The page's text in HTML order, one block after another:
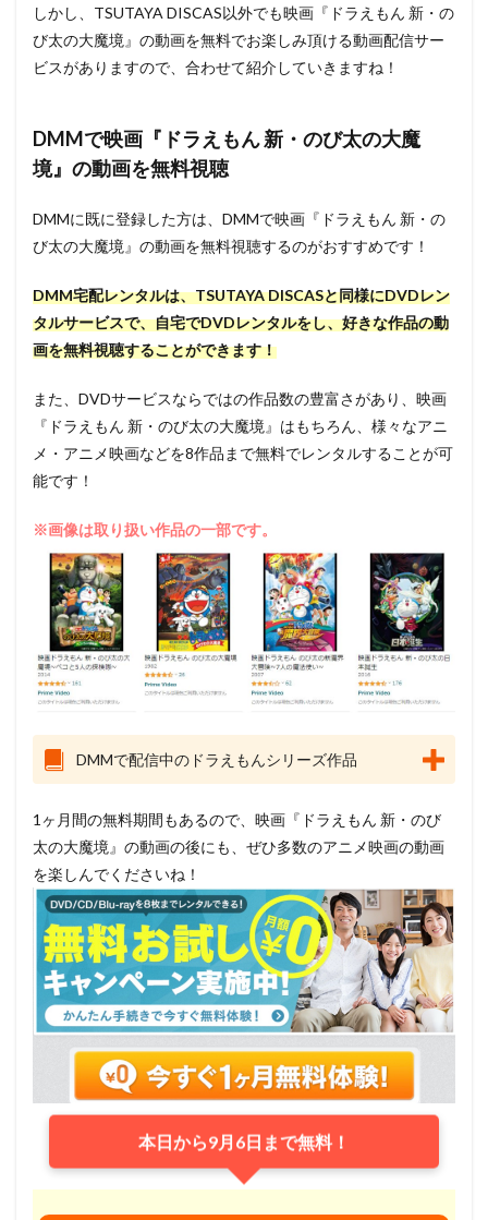
しかし、TSUTAYA DISCAS以外でも映画『ドラえもん 新・の
び太の大魔境』の動画を無料でお楽しみ頂ける動画配信サー
ビスがありますので、合わせて紹介していきますね！
DMMで映画『ドラえもん 新・のび太の大魔
境』の動画を無料視聴
DMMに既に登録した方は、DMMで映画『ドラえもん 新・の
び太の大魔境』の動画を無料視聴するのがおすすめです！
DMM宅配レンタルは、TSUTAYA DISCASと同様にDVDレン
タルサービスで、自宅でDVDレンタルをし、好きな作品の動
画を無料視聴することができます！
また、DVDサービスならではの作品数の豊富さがあり、映画
『ドラえもん 新・のび太の大魔境』はもちろん、様々なアニ
メ・アニメ映画などを8作品まで無料でレンタルすることが可
能です！
※画像は取り扱い作品の一部です。
DMMで配信中のドラえもんシリーズ作品
1ヶ月間の無料期間もあるので、映画『ドラえもん 新・のび
太の大魔境』の動画の後にも、ぜひ多数のアニメ映画の動画
を楽しんでくださいね！
本日から9月6日まで無料！